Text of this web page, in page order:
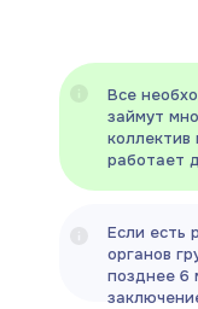
Если есть
органов
позднее 6
Все
займут
коллектив
работает